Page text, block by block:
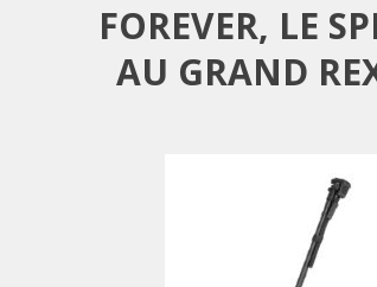
FOREVER, LE
AU GRAND